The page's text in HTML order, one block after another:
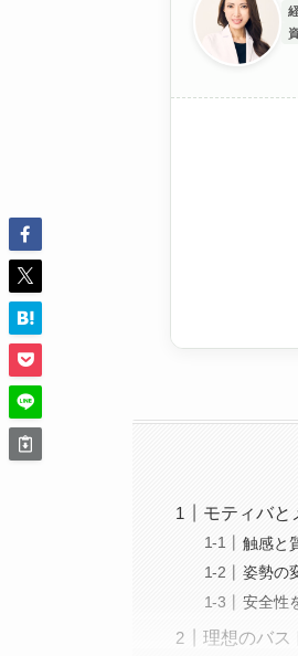
モティバと
触感と
姿勢の
安全性
理想のバス